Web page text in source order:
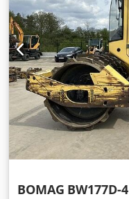
BOMAG BW177D-4